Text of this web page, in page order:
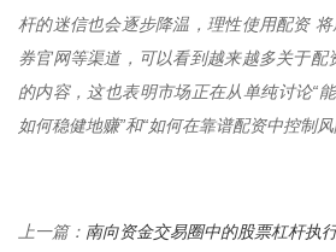
杆的迷信也会逐步降温，理性使用配资
券官网等渠道，可以看到越来越多关于配
的内容，这也表明市场正在从单纯讨论“
如何稳健地赚”和“如何在靠谱配资中控制风
上一篇： 南向资金交易圈中的股票杠杆执